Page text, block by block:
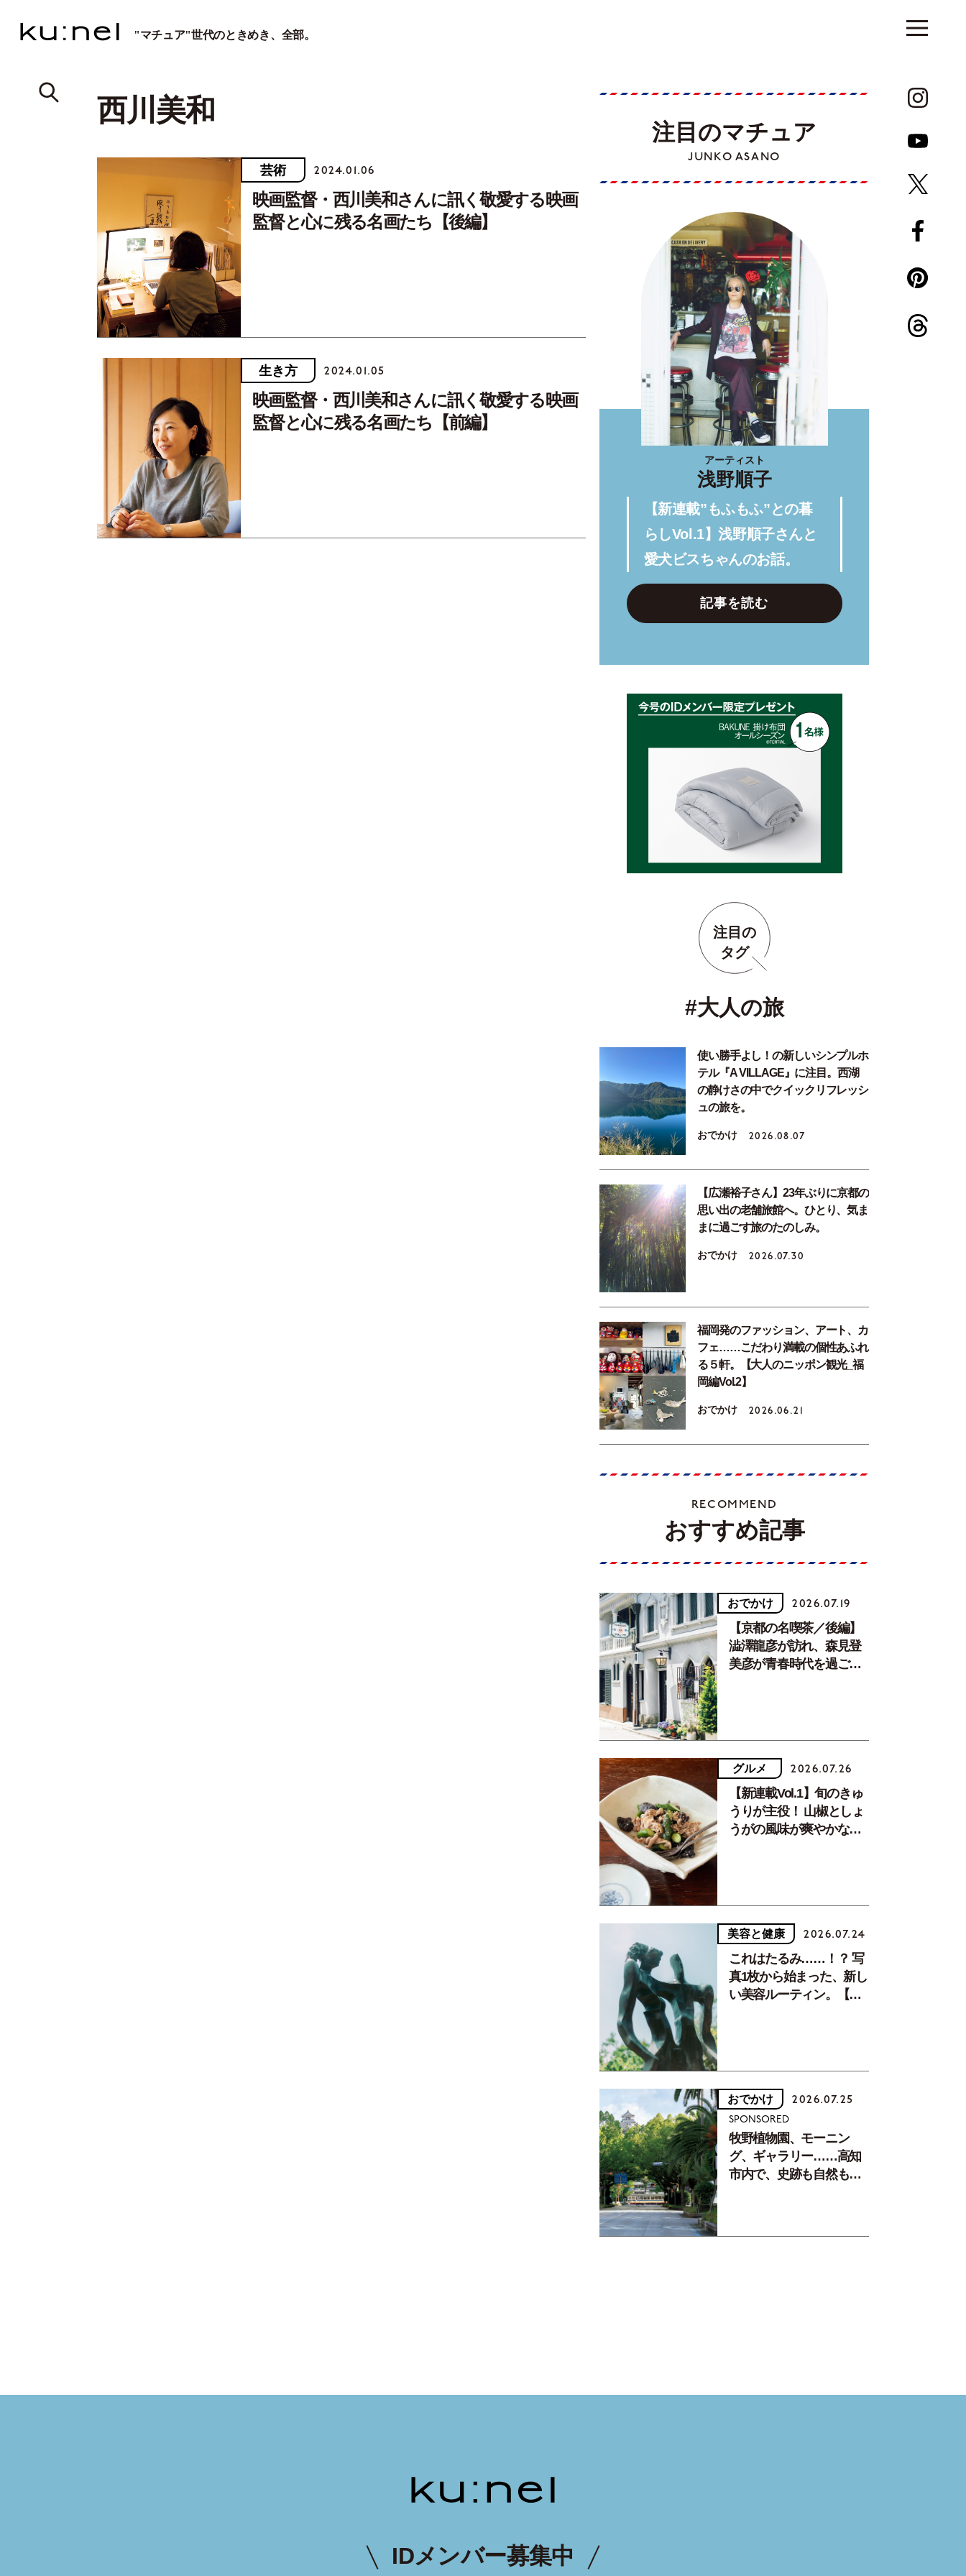
"マチュア"世代のときめき、全部。
西川美和
芸術 2024.01.06
映画監督・西川美和さんに訊く敬愛する映画
監督と心に残る名画たち【後編】
生き方 2024.01.05
映画監督・西川美和さんに訊く敬愛する映画
監督と心に残る名画たち【前編】
注目のマチュア
JUNKO ASANO
アーティスト
浅野順子
【新連載”もふもふ”との暮
らしVol.1】浅野順子さんと
愛犬ビスちゃんのお話。
記事を読む
注目の
タグ
#大人の旅
使い勝手よし！の新しいシンプルホ
テル『A VILLAGE』に注目。西湖
の静けさの中でクイックリフレッシ
ュの旅を。
おでかけ 2026.08.07
【広瀬裕子さん】23年ぶりに京都の
思い出の老舗旅館へ。ひとり、気ま
まに過ごす旅のたのしみ。
おでかけ 2026.07.30
福岡発のファッション、アート、カ
フェ……こだわり満載の個性あふれ
る５軒。【大人のニッポン観光_福
岡編Vol.2】
おでかけ 2026.06.21
RECOMMEND
おすすめ記事
おでかけ 2026.07.19
【京都の名喫茶／後編】
澁澤龍彦が訪れ、森見登
美彦が青春時代を過ごし
グルメ 2026.07.26
【新連載Vol.1】旬のきゅ
うりが主役！ 山椒としょ
うがの風味が爽やかな、
美容と健康 2026.07.24
これはたるみ……！？ 写
真1枚から始まった、新し
い美容ルーティン。【中
おでかけ 2026.07.25
SPONSORED
牧野植物園、モーニン
グ、ギャラリー……高知
市内で、史跡も自然もグ
IDメンバー募集中